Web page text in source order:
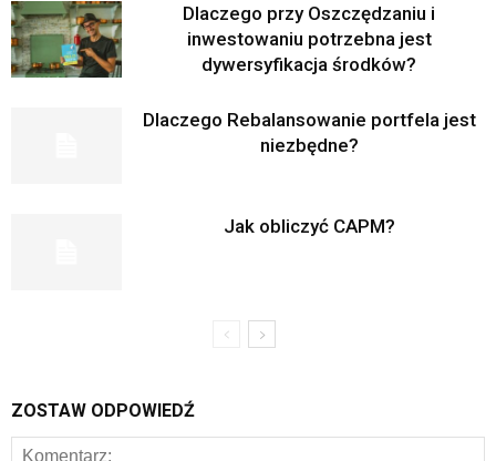
Dlaczego przy Oszczędzaniu i
inwestowaniu potrzebna jest
dywersyfikacja środków?
Dlaczego Rebalansowanie portfela jest
niezbędne?
Jak obliczyć CAPM?
ZOSTAW ODPOWIEDŹ